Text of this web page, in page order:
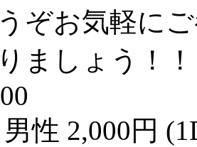
ぞお気軽に
ましょう！！
性 2,000円